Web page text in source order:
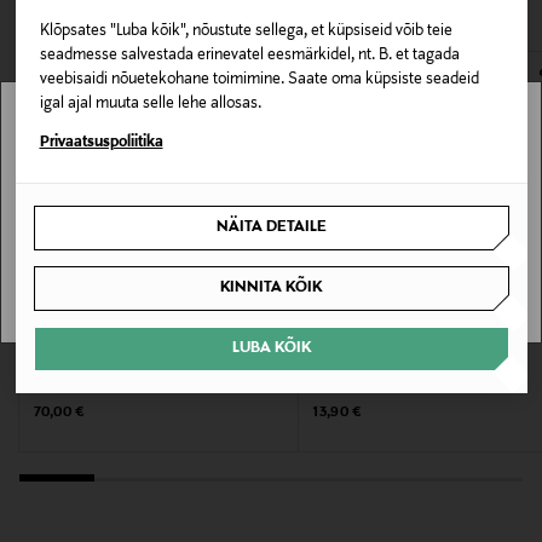
Klõpsates "Luba kõik", nõustute sellega, et küpsiseid võib teie
seadmesse salvestada erinevatel eesmärkidel, nt. B. et tagada
veebisaidi nõuetekohane toimimine. Saate oma küpsiste seadeid
igal ajal muuta selle lehe allosas.
Privaatsuspoliitika
NÄITA DETAILE
KINNITA KÕIK
LUBA KÕIK
SOFT WHITE
PORTUGAL
Valmistaja tootenumber
VENETO
Lindex Group Oyj
Original Price
70,00 €
Original Price
13,90 €
Stockmann pole Sinu riigis saadaval.
SAAN ARU